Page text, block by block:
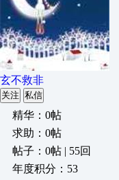
玄不救非
关注 私信
精华：0帖
求助：0帖
帖子：0帖 | 55回
年度积分：53